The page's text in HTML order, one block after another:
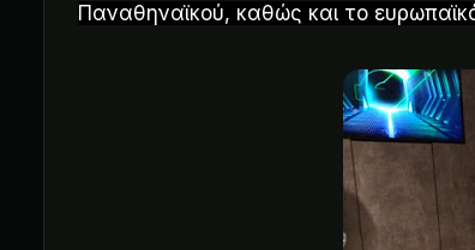
Παναθηναϊκού, καθώς και το